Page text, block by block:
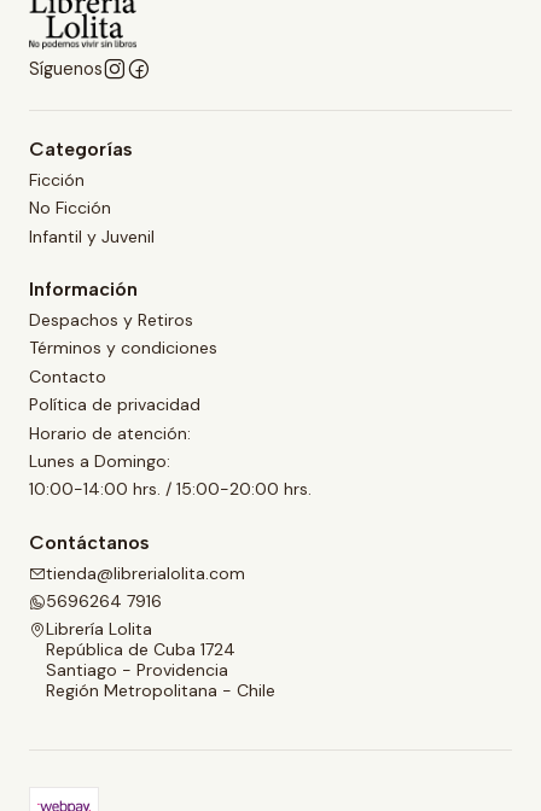
Síguenos
Categorías
Ficción
No Ficción
Infantil y Juvenil
Información
Despachos y Retiros
Términos y condiciones
Contacto
Política de privacidad
Horario de atención:
Lunes a Domingo:
10:00-14:00 hrs. / 15:00-20:00 hrs.
Contáctanos
tienda@librerialolita.com
5696264 7916
Librería Lolita
República de Cuba 1724
Santiago - Providencia
Región Metropolitana - Chile